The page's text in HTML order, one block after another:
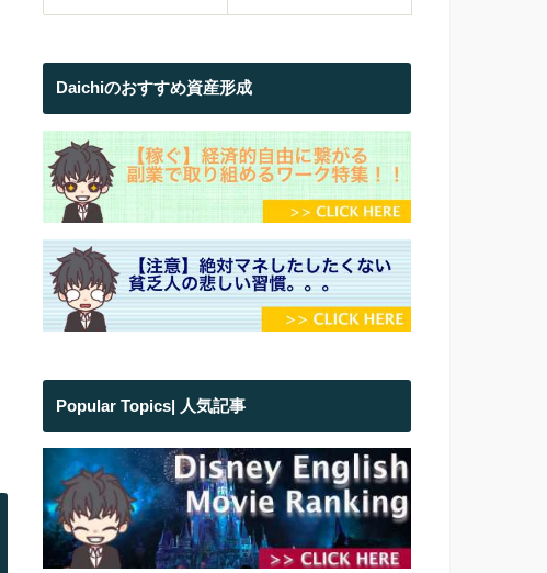
Daichiのおすすめ資産形成
Popular Topics| 人気記事